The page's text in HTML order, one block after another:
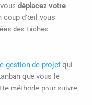
déplacez votre
coup d’œil vous
des tâches
gestion de projet qui
que vous le
méthode pour suivre